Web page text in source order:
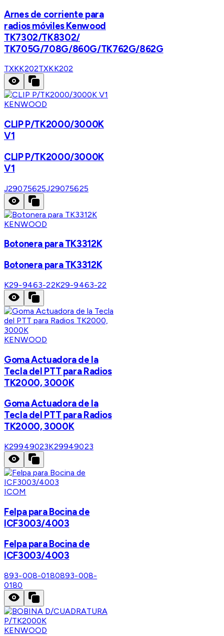
Arnes de corriente para
radios móviles Kenwood
TK7302/TK8302/
TK705G/708G/860G/TK762G/862G
TXKK202TXKK202
KENWOOD
CLIP P/TK2000/3000K
V1
CLIP P/TK2000/3000K
V1
J29075625J29075625
KENWOOD
Botonera para TK3312K
Botonera para TK3312K
K29-9463-22K29-9463-22
KENWOOD
Goma Actuadora de la
Tecla del PTT para Radios
TK2000, 3000K
Goma Actuadora de la
Tecla del PTT para Radios
TK2000, 3000K
K29949023K29949023
ICOM
Felpa para Bocina de
ICF3003/4003
Felpa para Bocina de
ICF3003/4003
893-008-0180893-008-
0180
KENWOOD